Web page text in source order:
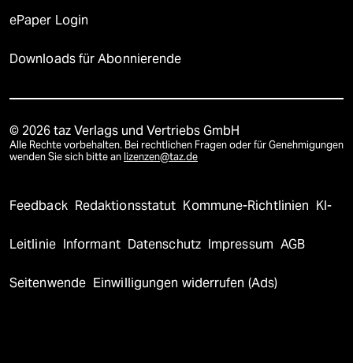
ePaper Login
Downloads für Abonnierende
© 2026 taz Verlags und Vertriebs GmbH
Alle Rechte vorbehalten. Bei rechtlichen Fragen oder für Genehmigungen
wenden Sie sich bitte an lizenzen@taz.de
Feedback Redaktionsstatut Kommune-Richtlinien KI-
Leitlinie Informant Datenschutz Impressum AGB
Seitenwende Einwilligungen widerrufen (Ads)